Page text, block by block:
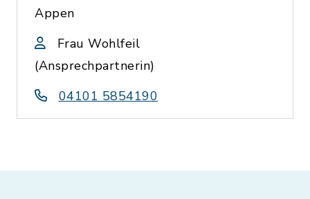
Appen
Frau Wohlfeil
(Ansprechpartnerin)
04101 5854190